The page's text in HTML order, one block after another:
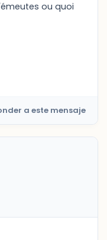
ou quoi
a este mensaje